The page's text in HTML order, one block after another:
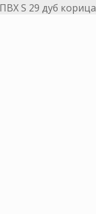
S 29 дуб корица